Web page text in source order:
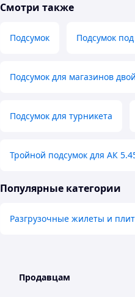
Смотри также
Подсумок Подсумок
Подсумок для магазинов
Подсумок для турникета
Тройной подсумок для АК
Популярные категории
Разгрузочные жилеты и
Продавцам